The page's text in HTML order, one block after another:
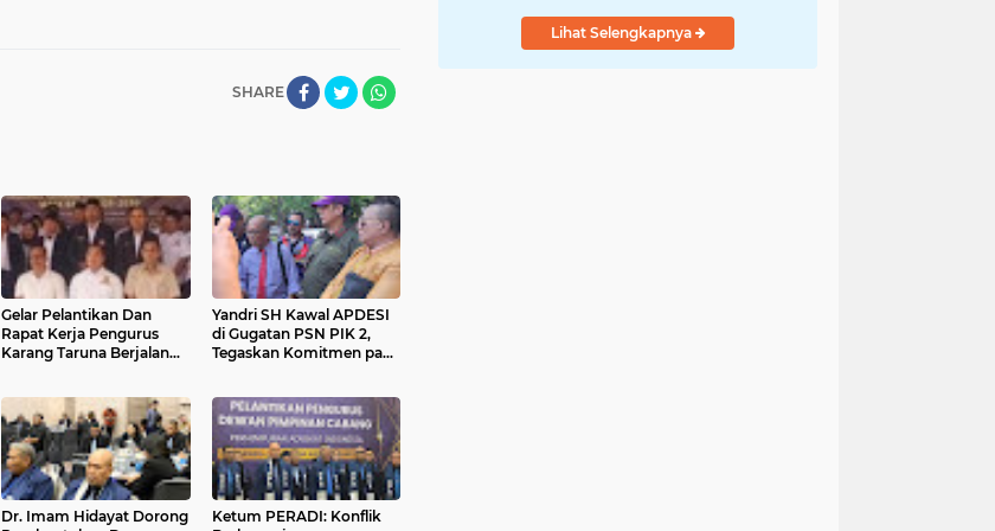
SHARE
Gelar Pelantikan Dan
Rapat Kerja Pengurus
Karang Taruna Berjalan
Yandri SH Kawal APDESI
di Gugatan PSN PIK 2,
Tegaskan Komitmen pada
Dr. Imam Hidayat Dorong
Ketum PERADI: Konflik
Lihat Selengkapnya